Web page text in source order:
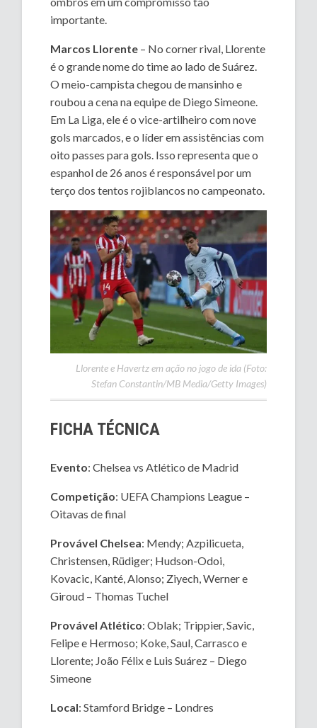
importante.
Marcos Llorente – No corner rival, Llorente
é o grande nome do time ao lado de Suárez.
O meio-campista chegou de mansinho e
roubou a cena na equipe de Diego Simeone.
Em La Liga, ele é o vice-artilheiro com nove
gols marcados, e o líder em assistências com
oito passes para gols. Isso representa que o
espanhol de 26 anos é responsável por um
terço dos tentos rojiblancos no campeonato.
Llorente e Havertz em ação no jogo de ida (Foto:
Stefan Constantin/MB Media/Getty Images)
FICHA TÉCNICA
Evento: Chelsea vs Atlético de Madrid
Competição: UEFA Champions League –
Oitavas de final
Provável Chelsea: Mendy; Azpilicueta,
Christensen, Rüdiger; Hudson-Odoi,
Kovacic, Kanté, Alonso; Ziyech, Werner e
Giroud – Thomas Tuchel
Provável Atlético: Oblak; Trippier, Savic,
Felipe e Hermoso; Koke, Saul, Carrasco e
Llorente; João Félix e Luis Suárez – Diego
Simeone
Local: Stamford Bridge – Londres